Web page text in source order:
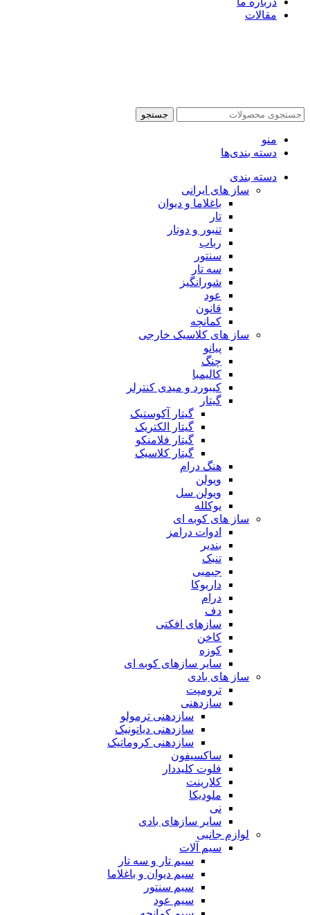
مقالات
جستجو
منو
دسته بندی‌ها
دسته بندی
ساز های ایرانی
باغلاما و دیوان
تار
تنبور و دوتار
رباب
سنتور
سه تار
شورانگیز
عود
قانون
کمانچه
ساز های کلاسیک خارجی
پیانو
چنگ
کالیمبا
کیبورد و میدی کنترلر
گیتار
گیتار آکوستیک
گیتار الکتریک
گیتار فلامنکو
گیتار کلاسیک
هنگ درام
ویولن
ویولن سل
یوکلله
ساز های کوبه ای
ادوات درامز
بندیر
تنبک
جیمبی
داربوکا
درام
دف
سازهای افکتی
کاخن
کوزه
سایر سازهای کوبه ای
ساز های بادی
ترومپت
سازدهنی
سازدهنی ترمولو
سازدهنی دیاتونیک
سازدهنی کروماتیک
ساکسیفون
فلوت کلیددار
کلارینت
ملودیکا
نی
سایر سازهای بادی
لوازم جانبی
سیم آلات
سیم تار و سه تار
سیم دیوان و باغلاما
سیم سنتور
سیم عود